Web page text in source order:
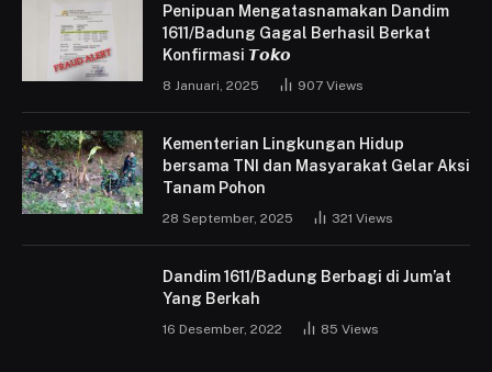
Penipuan Mengatasnamakan Dandim
1611/Badung Gagal Berhasil Berkat
Konfirmasi 𝙏𝙤𝙠𝙤
8 Januari, 2025 907 Views
Kementerian Lingkungan Hidup
bersama TNI dan Masyarakat Gelar Aksi
Tanam Pohon
28 September, 2025 321 Views
Dandim 1611/Badung Berbagi di Jum’at
Yang Berkah
16 Desember, 2022 85 Views